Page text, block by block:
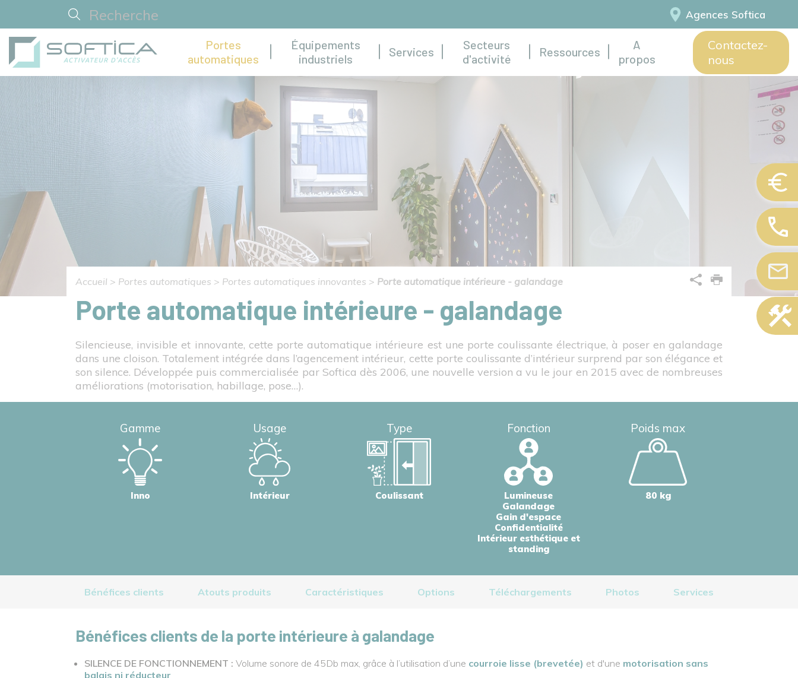
Agences Softica
Portes
automatiques
Équipements
industriels
Services
Secteurs
d'activité
Ressources
A
propos
Contactez-
nous
Accueil > Portes automatiques > Portes automatiques innovantes > Porte automatique intérieure - galandage
Porte automatique intérieure - galandage
Silencieuse, invisible et innovante, cette porte automatique intérieure est une porte coulissante électrique, à poser en galandage
dans une cloison. Totalement intégrée dans l’agencement intérieur, cette porte coulissante d’intérieur surprend par son élégance et
son silence. Développée puis commercialisée par Softica dès 2006, une nouvelle version a vu le jour en 2015 avec de nombreuses
améliorations (motorisation, habillage, pose…).
Gamme
Inno
Usage
Intérieur
Type
Coulissant
Fonction
Lumineuse
Galandage
Gain d'espace
Confidentialité
Intérieur esthétique et
standing
Poids max
80 kg
Bénéfices clients Atouts produits Caractéristiques Options Téléchargements Photos Services
Bénéfices clients de la porte intérieure à galandage
SILENCE DE FONCTIONNEMENT : Volume sonore de 45Db max, grâce à l’utilisation d’une courroie lisse (brevetée) et d'une motorisation sans
balais ni réducteur